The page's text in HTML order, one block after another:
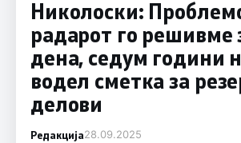
Николоски:
радарот го решивме
дена, седум години
водел сметка за
делови
Редакција28.09.2025